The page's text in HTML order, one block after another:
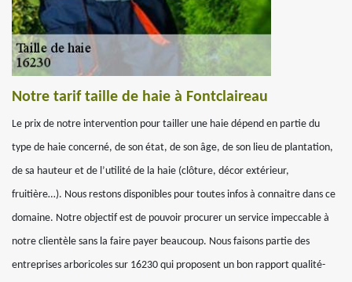
Notre tarif taille de haie à Fontclaireau
Le prix de notre intervention pour tailler une haie dépend en partie du
type de haie concerné, de son état, de son âge, de son lieu de plantation,
de sa hauteur et de l’utilité de la haie (clôture, décor extérieur,
fruitière…). Nous restons disponibles pour toutes infos à connaitre dans ce
domaine. Notre objectif est de pouvoir procurer un service impeccable à
notre clientèle sans la faire payer beaucoup. Nous faisons partie des
entreprises arboricoles sur 16230 qui proposent un bon rapport qualité-